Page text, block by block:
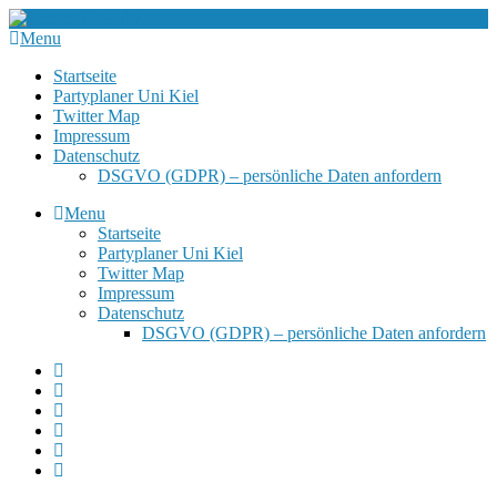
Menu
Startseite
Partyplaner Uni Kiel
Twitter Map
Impressum
Datenschutz
DSGVO (GDPR) – persönliche Daten anfordern
Menu
Startseite
Partyplaner Uni Kiel
Twitter Map
Impressum
Datenschutz
DSGVO (GDPR) – persönliche Daten anfordern